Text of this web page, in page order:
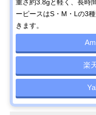
重さ約3.8gと軽く、長時
ーピースはS・M・Lの3
きます。
楽